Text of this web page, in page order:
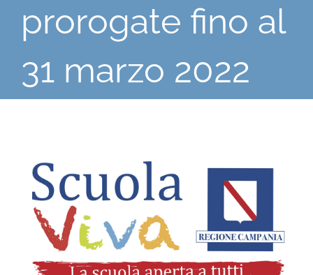
prorogate fino al
31 marzo 2022
immagine